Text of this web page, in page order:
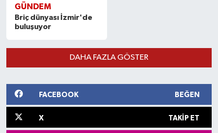
GÜNDEM
Briç dünyası İzmir'de
buluşuyor
DAHA FAZLA GÖSTER
FACEBOOK BEĞEN
X TAKIP ET